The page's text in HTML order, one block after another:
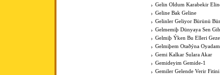
Gelin Oldum Karabekir
Geline Bak Geline
Gelinler Geliyor Bürünü
Gelmemiþ Dünyaya Sen
Gelmiþ Ýken Bu Elleri
Gelmiþem Otaðýna
Gemi Kalkar Sulara Akar
Gemideyim Gemide-1
Gemiler Gelende Verir Fitini